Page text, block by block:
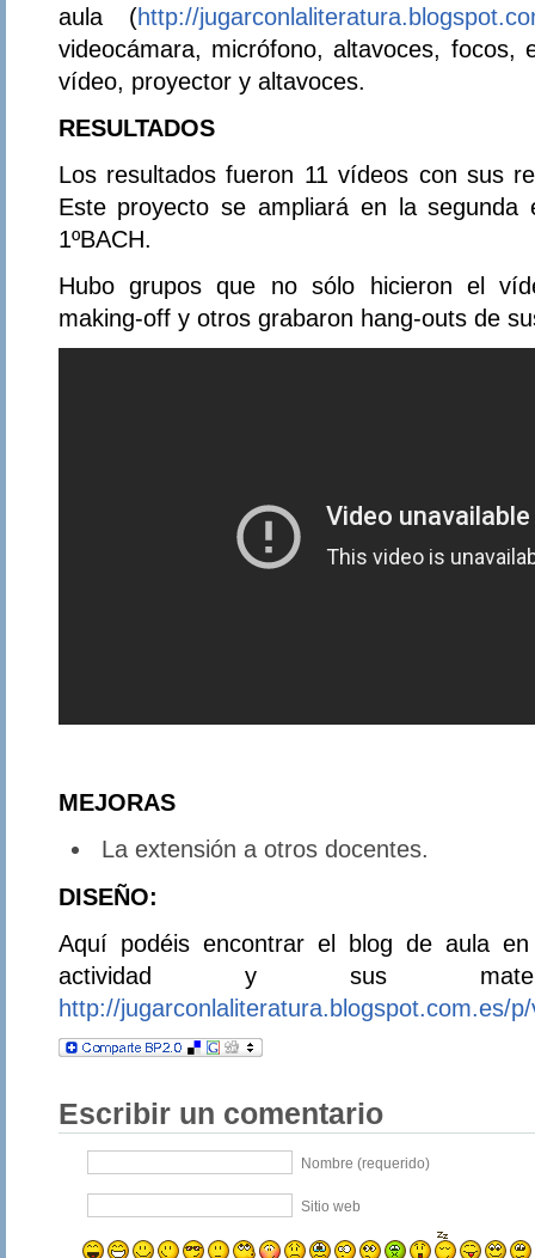
aula (http://
videocámara, micrófono, altavoces, focos,
vídeo, proyector y altavoces.
RESULTADOS
Los resultados fueron 11 vídeos con sus
Este proyecto se ampliará en la segunda
1ºBACH.
Hubo grupos que no sólo hicieron el
making-off y otros grabaron hang-outs de
MEJORAS
La extensión a otros docentes.
DISEÑO:
Aquí podéis encontrar el blog de aula
actividad y sus
http://jugarconlaliteratura.blogspot.com.es/
Escribir un comentario
Nombre (requerido)
Sitio web